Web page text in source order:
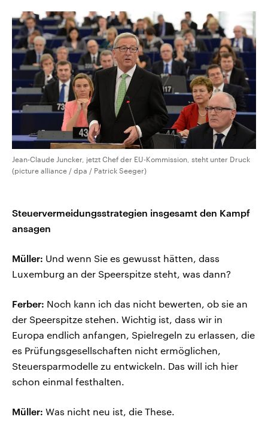
Jean-Claude Juncker, jetzt Chef der EU-Kommission, steht unter Druck
(picture alliance / dpa / Patrick Seeger)
Steuervermeidungsstrategien insgesamt den Kampf
ansagen
Müller: Und wenn Sie es gewusst hätten, dass
Luxemburg an der Speerspitze steht, was dann?
Ferber: Noch kann ich das nicht bewerten, ob sie an
der Speerspitze stehen. Wichtig ist, dass wir in
Europa endlich anfangen, Spielregeln zu erlassen, die
es Prüfungsgesellschaften nicht ermöglichen,
Steuersparmodelle zu entwickeln. Das will ich hier
schon einmal festhalten.
Müller: Was nicht neu ist, die These.